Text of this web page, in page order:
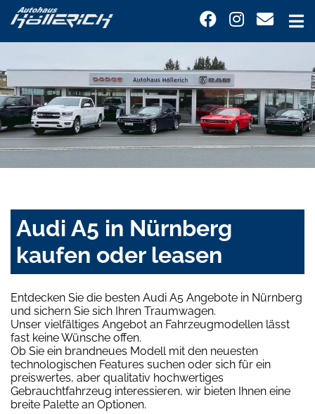
Audi A5 in Nürnberg
kaufen oder leasen
Entdecken Sie die besten Audi A5 Angebote in Nürnberg
und sichern Sie sich Ihren Traumwagen.
Unser vielfältiges Angebot an Fahrzeugmodellen lässt
fast keine Wünsche offen.
Ob Sie ein brandneues Modell mit den neuesten
technologischen Features suchen oder sich für ein
preiswertes, aber qualitativ hochwertiges
Gebrauchtfahrzeug interessieren, wir bieten Ihnen eine
breite Palette an Optionen.